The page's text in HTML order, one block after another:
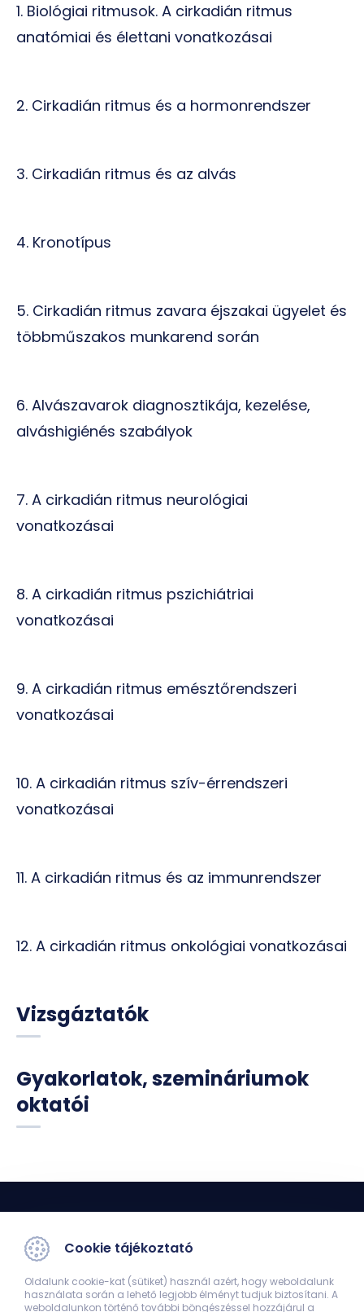
1. Biológiai ritmusok. A cirkadián ritmus
anatómiai és élettani vonatkozásai
2. Cirkadián ritmus és a hormonrendszer
3. Cirkadián ritmus és az alvás
4. Kronotípus
5. Cirkadián ritmus zavara éjszakai ügyelet és
többműszakos munkarend során
6. Alvászavarok diagnosztikája, kezelése,
alváshigiénés szabályok
7. A cirkadián ritmus neurológiai
vonatkozásai
8. A cirkadián ritmus pszichiátriai
vonatkozásai
9. A cirkadián ritmus emésztőrendszeri
vonatkozásai
10. A cirkadián ritmus szív-érrendszeri
vonatkozásai
11. A cirkadián ritmus és az immunrendszer
12. A cirkadián ritmus onkológiai vonatkozásai
Vizsgáztatók
Gyakorlatok, szemináriumok
oktatói
Élettani Intézet
Cookie tájékoztató
Oldalunk cookie-kat (sütiket) használ azért, hogy weboldalunk
használata során a lehető legjobb élményt tudjuk biztosítani. A
weboldalunkon történő további böngészéssel hozzájárul a